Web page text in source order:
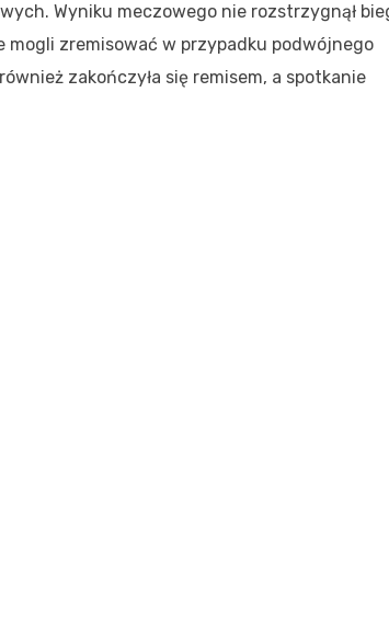
Wyniku meczowego nie rozstrzygnął
mogli zremisować w przypadku podwójnego
zakończyła się remisem, a spotkanie